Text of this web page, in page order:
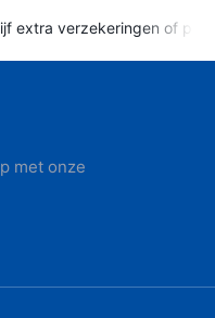
extra verzekeringen of
met onze